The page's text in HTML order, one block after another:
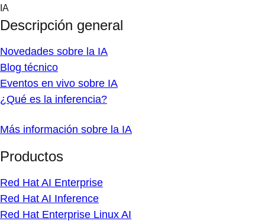
Skip
content
IA
Descripción general
Novedades sobre la IA
Blog técnico
Eventos en vivo sobre IA
¿Qué es la inferencia?
Más información sobre la IA
Productos
Red Hat AI Enterprise
Red Hat AI Inference
Red Hat Enterprise Linux AI